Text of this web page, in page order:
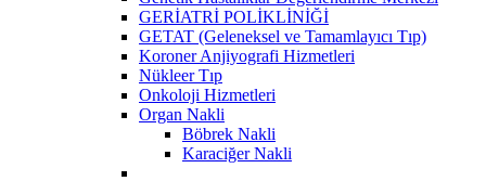
GERİATRİ POLİKLİNİĞİ
GETAT (Geleneksel ve Tamamlayıcı Tıp)
Koroner Anjiyografi Hizmetleri
Nükleer Tıp
Onkoloji Hizmetleri
Organ Nakli
Böbrek Nakli
Karaciğer Nakli